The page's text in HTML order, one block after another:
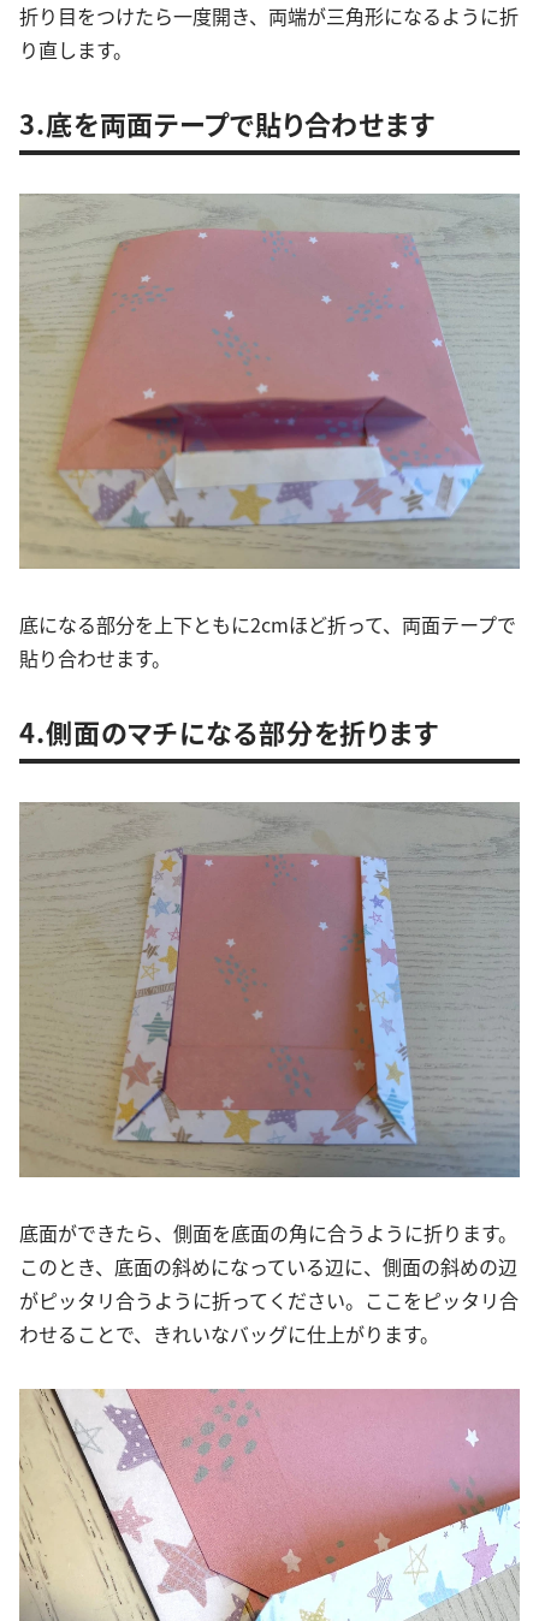
折り目をつけたら一度開き、両端が三角形になるように折
り直します。
3.底を両面テープで貼り合わせます
底になる部分を上下ともに2cmほど折って、両面テープで
貼り合わせます。
4.側面のマチになる部分を折ります
底面ができたら、側面を底面の角に合うように折ります。
このとき、底面の斜めになっている辺に、側面の斜めの辺
がピッタリ合うように折ってください。ここをピッタリ合
わせることで、きれいなバッグに仕上がります。